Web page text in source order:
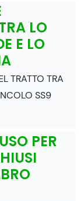
LO
E LO
TRATTO TRA
SS9
PER